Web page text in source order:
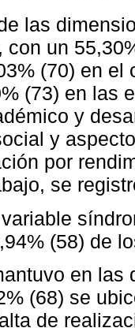
las
con un
(70) en
(73) en las
y
y
por
se
(58) de
en las
(68) se
de